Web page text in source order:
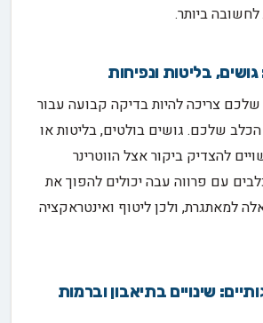
ביותר.
גושים, בליטות ונפיחות
צריכה להיות בדיקה קבועה עבור
הכלב שלכם. גושים בולטים, בליטות או
להצדיק ביקור אצל הווטרינר
עם פרווה עבה יכולים להפוך את
למאתגרת, ולכן ליטוף ואינטראקציה
שינויים בתיאבון וברמות